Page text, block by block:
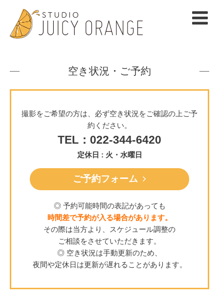
空き状況・ご予約
撮影をご希望の方は、必ず空き状況をご確認の上ご予
約ください。
TEL：022-344-6420
定休日 : 火・水曜日
ご予約フォーム
◎ 予約可能時間の表記があっても
時間差で予約が入る場合があります。
その際は当方より、スケジュール調整の
ご相談をさせていただきます。
◎ 空き状況は手動更新のため、
夜間や定休日は更新が遅れることがあります。